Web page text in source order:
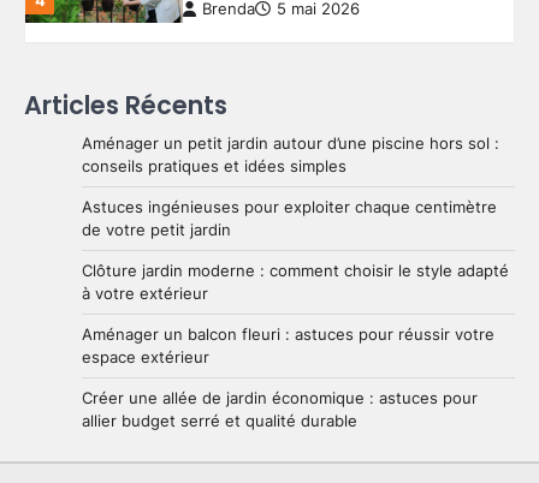
Brenda 4 mai 2026
Aménager un petit jardin autour
d’une piscine hors sol : conseils
Brenda 29 mai 2026
Astuces ingénieuses pour exploiter
chaque centimètre de votre petit
jardin
Brenda
Clôture jardin moderne : comment
choisir le style adapté à votre
extérieur
Articles Récents
Aménager un petit jardin autour d’une piscine hors sol :
conseils pratiques et idées simples
Astuces ingénieuses pour exploiter chaque centimètre
de votre petit jardin
Clôture jardin moderne : comment choisir le style adapté
à votre extérieur
Aménager un balcon fleuri : astuces pour réussir votre
espace extérieur
Créer une allée de jardin économique : astuces pour
allier budget serré et qualité durable